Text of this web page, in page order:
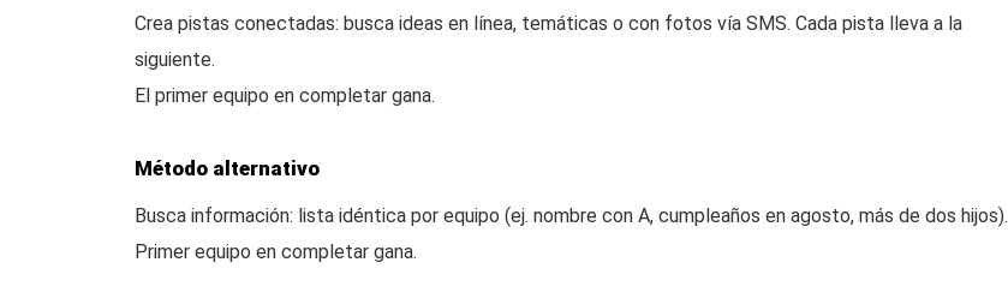
Crea pistas conectadas: busca ideas en línea, temáticas o con fotos vía SMS. Cada pista lleva a la
siguiente.
El primer equipo en completar gana.
Método alternativo
Busca información: lista idéntica por equipo (ej. nombre con A, cumpleaños en agosto, más de dos hijos).
Primer equipo en completar gana.